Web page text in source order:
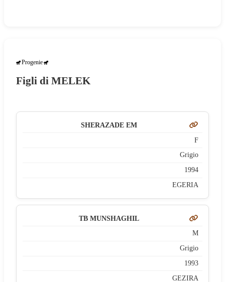
Link Utili
Progenie
Figli di MELEK
SHERAZADE EM
F
Grigio
1994
EGERIA
TB MUNSHAGHIL
M
Grigio
1993
GEZIRA